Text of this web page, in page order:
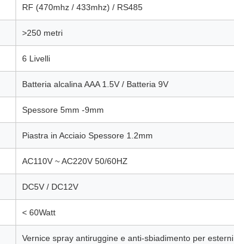
RF (470mhz / 433mhz) / RS485
>250 metri
6 Livelli
Batteria alcalina AAA 1.5V / Batteria 9V
Spessore 5mm -9mm
Piastra in Acciaio Spessore 1.2mm
AC110V ~ AC220V 50/60HZ
DC5V / DC12V
< 60Watt
Vernice spray antiruggine e anti-sbiadimento per esterni